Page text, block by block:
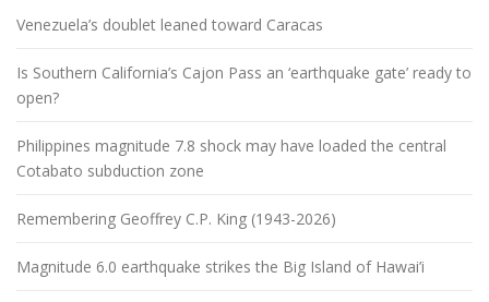
Venezuela’s doublet leaned toward Caracas
Is Southern California’s Cajon Pass an ‘earthquake gate’ ready to
open?
Philippines magnitude 7.8 shock may have loaded the central
Cotabato subduction zone
Remembering Geoffrey C.P. King (1943-2026)
Magnitude 6.0 earthquake strikes the Big Island of Hawai’i